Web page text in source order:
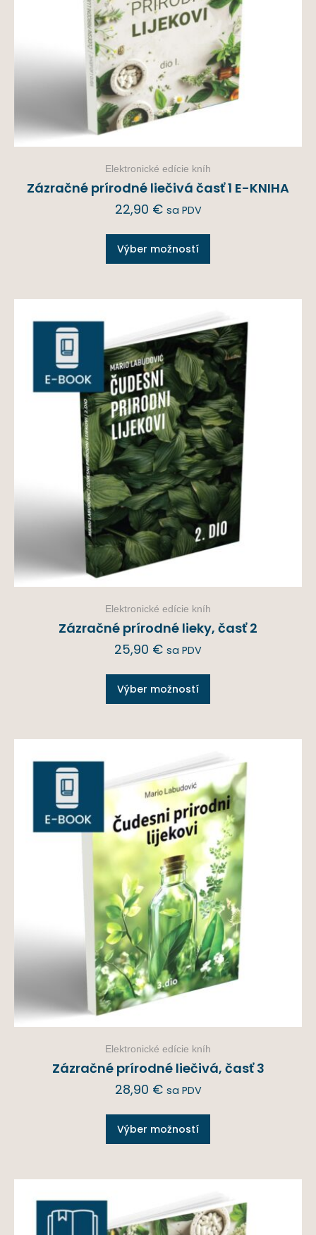
Elektronické edície kníh
Zázračné prírodné liečivá časť 1 E-KNIHA
22,90 € sa PDV
Výber možností
Elektronické edície kníh
Zázračné prírodné lieky, časť 2
25,90 € sa PDV
Výber možností
Elektronické edície kníh
Zázračné prírodné liečivá, časť 3
28,90 € sa PDV
Výber možností